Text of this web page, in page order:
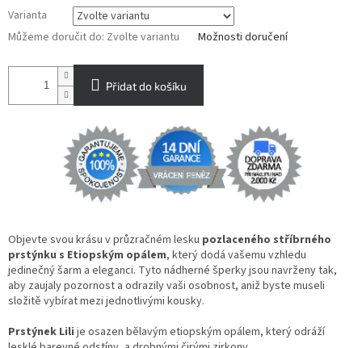
Varianta
Můžeme doručit do: Zvolte variantu Možnosti doručení
Přidat do košíku
Objevte svou krásu v průzračném lesku pozlaceného stříbrného
prstýnku s Etiopským opálem, který dodá vašemu vzhledu
jedinečný šarm a eleganci. Tyto nádherné šperky jsou navrženy tak,
aby zaujaly pozornost a odrazily vaši osobnost, aniž byste museli
složitě vybírat mezi jednotlivými kousky.
Prstýnek Lili je osazen bělavým etiopským opálem, který odráží